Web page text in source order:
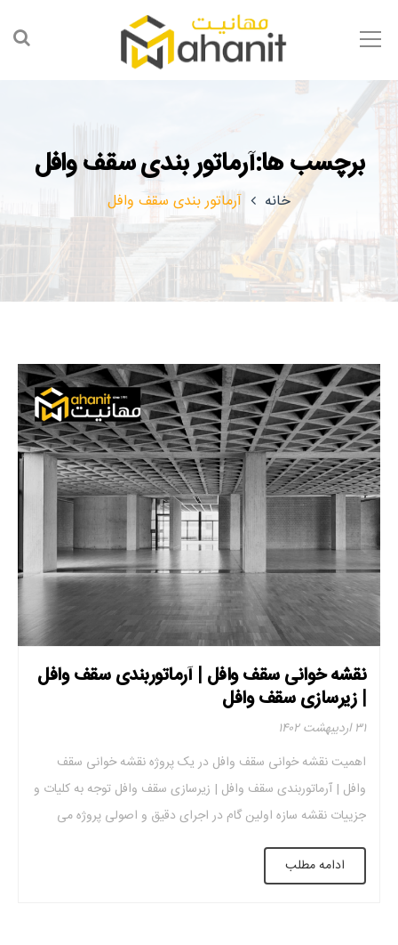
برچسب ها:آرماتور بندی سقف وافل
خانه آرماتور بندی سقف وافل
نقشه خوانی سقف وافل | آرماتوربندی سقف وافل
| زیرسازی سقف وافل
۳۱ اردیبهشت ۱۴۰۲
اهمیت نقشه خوانی سقف وافل در یک پروژه نقشه خوانی سقف
وافل | آرماتوربندی سقف وافل | زیرسازی سقف وافل توجه به کلیات و
جزییات نقشه سازه اولین گام در اجرای دقیق و اصولی پروژه می
باشد. توانایی خواندن نقشه های سقف وافل و درک صحیح نقشه
های پروژه از نقاط قوت مهندسان اجرایی و عوامل […]
ادامه مطلب